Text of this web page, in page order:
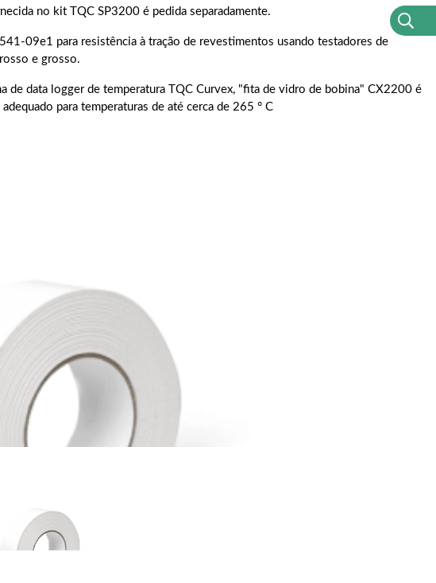
no kit TQC SP3200 é pedida separadamente.
09e1 para resistência à tração de revestimentos usando testadores de
e grosso.
de data logger de temperatura TQC Curvex, "fita de vidro de bobina" CX2200 é
para temperaturas de até cerca de 265 ° C